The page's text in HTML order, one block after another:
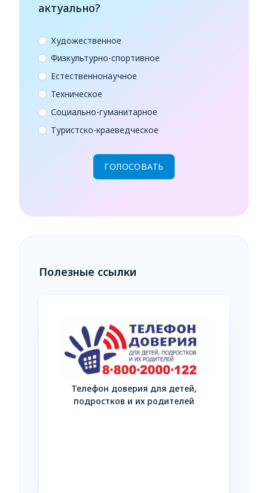
актуально?
Художественное
Физкультурно-спортивное
Естественнонаучное
Техническое
Социально-гуманитарное
Туристско-краеведческое
Полезные ссылки
Телефон доверия для детей,
подростков и их родителей